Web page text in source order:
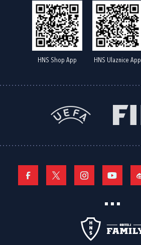
HNS Shop App HNS Ulaznice App